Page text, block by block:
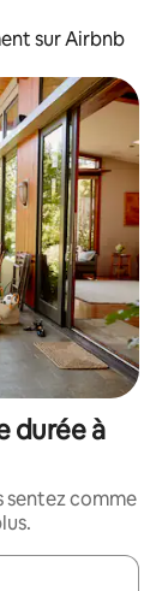
sur Airbnb
durée à
sentez comme